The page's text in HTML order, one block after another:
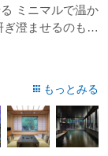
ミニマルで温か
澄ませるのも、
を自由に解き放
もっとみる